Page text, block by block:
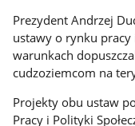
Prezydent Andrzej
ustawy o rynku pracy
warunkach
cudzoziemcom na
Projekty obu ustaw
Pracy i Polityki